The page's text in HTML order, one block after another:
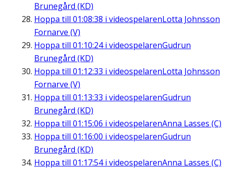
Brunegård (KD)
Hoppa till 01:08:38 i videospelarenLotta Johnsson
Fornarve (V)
Hoppa till 01:10:24i videospelarenGudrun
Brunegård (KD)
Hoppa till 01:12:33 i videospelarenLotta Johnsson
Fornarve (V)
Hoppa till 01:13:33 i videospelarenGudrun
Brunegård (KD)
Hoppa till 01:15:06 i videospelarenAnna Lasses (C)
Hoppa till 01:16:00 i videospelarenGudrun
Brunegård (KD)
Hoppa till 01:17:54i videospelarenAnna Lasses (C)